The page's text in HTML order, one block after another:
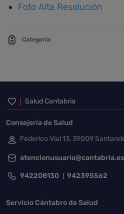
Foto Alta Resolución
Categoría:
Inicio del pie de
Salud Cantabria
Consejería de Salud
Federico Vial 13, 39009
atencionusuario@cantabria.es
942208130 942395562
Servicio Cántabro de Salud